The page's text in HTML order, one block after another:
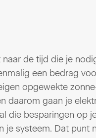
de tijd die je
een bedrag
opgewekte
daarom gaan je
die besparingen op
je systeem. Dat punt